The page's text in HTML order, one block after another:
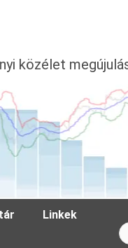
közélet
Linkek